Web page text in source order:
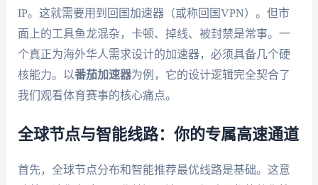
IP。这就需要用到回国加速器（或称回国VPN）。但市
面上的工具鱼龙混杂，卡顿、掉线、被封禁是常事。一
个真正为海外华人需求设计的加速器，必须具备几个硬
核能力。以番茄加速器为例，它的设计逻辑完全契合了
我们观看体育赛事的核心痛点。
全球节点与智能线路：你的专属高速通道
首先，全球节点分布和智能推荐最优线路是基础。这意